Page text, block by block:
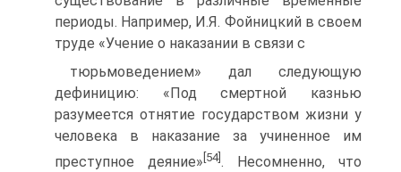
периоды. Например, И.Я. Фойницкий в своем
труде «Учение о наказании в связи с
тюрьмоведением» дал следующую
дефиницию: «Под смертной казнью
разумеется отнятие государством жизни у
человека в наказание за учиненное им
преступное деяние» [54]. Несомненно, что